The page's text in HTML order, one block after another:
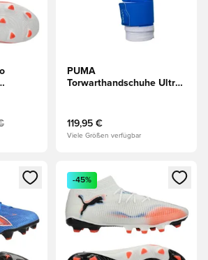
PUMA
Torwarthandschuhe Ultra
119,95 €
Viele Größen verfügbar
zum Anmelden oder Registrieren
Öffnet ein neues Fenster
-45%